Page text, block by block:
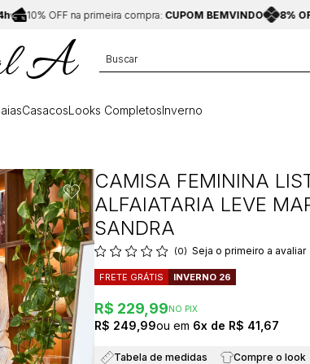
OFF na primeira compra:CUPOM BEMVINDO 8% OFFno
CasacosLooks CompletosInverno
CAMISA FEMININA
ALFAIATARIA LEVE
SANDRA
(0) Seja o primeiro a avaliar
FRETE GRÁTIS INVERNO 26
R$ 229,99NO PIX
R$ 249,99 6x R$ 41,67
Tabela de medidas Compre o look